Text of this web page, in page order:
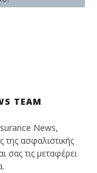
TEAM
News,
της ασφαλιστικής
σας τις μεταφέρει